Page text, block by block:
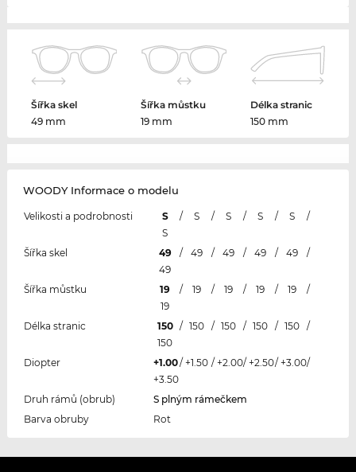
Šířka skel
49 mm
Šířka můstku
19 mm
Délka stranic
150 mm
WOODY Informace o modelu
Velikosti a podrobnosti S / S / S / S / S
/
S
Šířka skel
49 / 49 / 49 / 49 / 49
/
49
Šířka můstku
19 / 19 / 19 / 19 / 19
/
19
Délka stranic
150 / 150 / 150 / 150 / 150 /
150
Diopter
+1.00/ +1.50 / +2.00/ +2.50/ +3.00/
+3.50
Druh rámů (obrub)
S plným rámečkem
Barva obruby
Rot